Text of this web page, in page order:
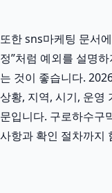
또한 sns마케팅 문서
정”처럼 예외를 설명
는 것이 좋습니다.
상황, 지역, 시기, 운영
문입니다. 구로하수구
사항과 확인 절차까지